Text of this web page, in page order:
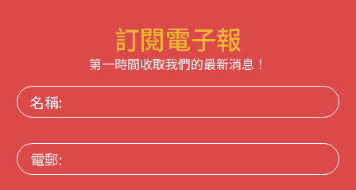
訂閱電子報
第一時間收取我們的最新消息！
名
稱:
電
郵: